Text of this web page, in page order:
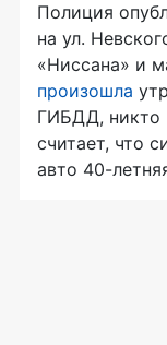
Полиция
на ул.
«Ниссана» и
произошла
ГИБДД, никто
считает, что
авто 40-